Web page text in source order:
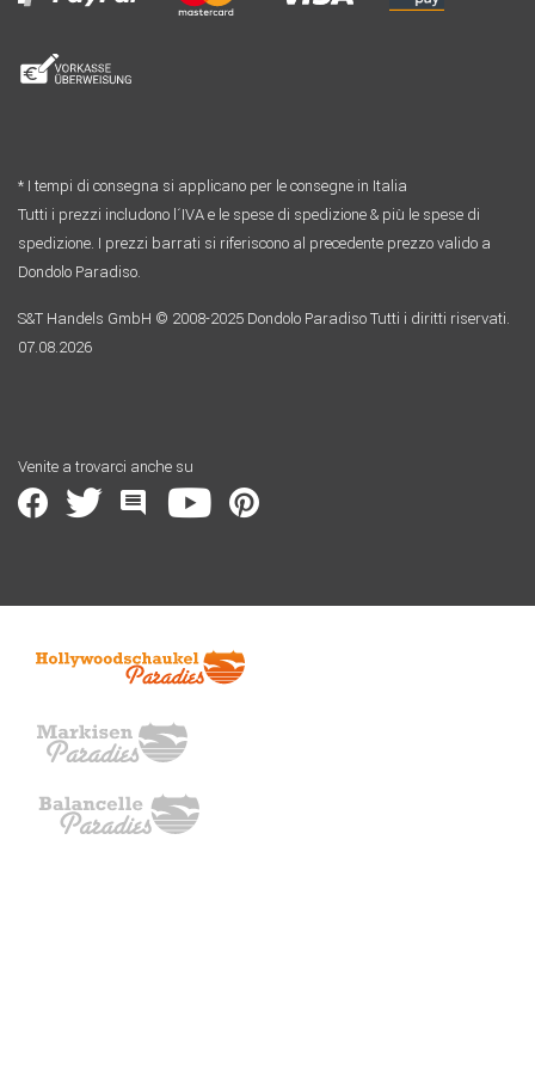
* I tempi di consegna si applicano per le consegne in Italia
Tutti i prezzi includono l´IVA e le spese di spedizione & più le spese di
spedizione. I prezzi barrati si riferiscono al precedente prezzo valido a
Dondolo Paradiso.
S&T Handels GmbH © 2008-2025 Dondolo Paradiso Tutti i diritti riservati.
07.08.2026
Venite a trovarci anche su